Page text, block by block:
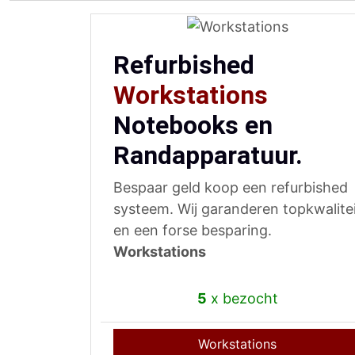
Refurbished
Workstations
Notebooks en
Randapparatuur.
Bespaar geld koop een refurbished
systeem. Wij garanderen
en een forse besparing.
Workstations
5 x bezocht
Workstations